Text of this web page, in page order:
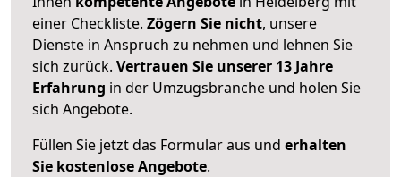
einer Checkliste. Zögern Sie nicht, unsere
Dienste in Anspruch zu nehmen und lehnen Sie
sich zurück. Vertrauen Sie unserer 13 Jahre
Erfahrung in der Umzugsbranche und holen Sie
sich Angebote.
Füllen Sie jetzt das Formular aus und erhalten
Sie kostenlose Angebote.